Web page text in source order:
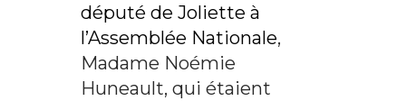
député de Joliette à
l’Assemblée Nationale,
Madame Noémie
Huneault, qui étaient